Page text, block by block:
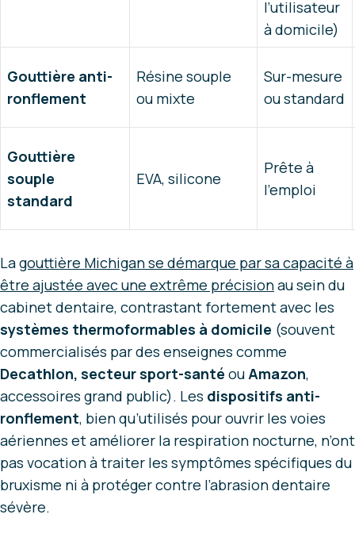
l’utilisateur
à domicile)
Gouttière anti-
ronflement
Résine souple
ou mixte
Sur-mesure
ou standard
Gouttière
souple
standard
EVA, silicone
Prête à
l’emploi
Lagouttière Michigan se démarque par sa capacité à
être ajustée avec une extrême précisionau sein du
cabinet dentaire, contrastant fortement avec les
systèmes thermoformables à domicile (souvent
commercialisés par des enseignes comme
Decathlon, secteur sport-santé ouAmazon,
accessoires grand public). Les dispositifs anti-
ronflement, bien qu’utilisés pour ouvrir les voies
aériennes et améliorer la respiration nocturne, n’ont
pas vocation à traiter les symptômes spécifiques du
bruxisme ni à protéger contre l’abrasion dentaire
sévère.